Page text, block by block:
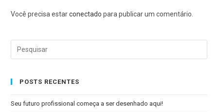
Você precisa estarconectado para publicar um comentário.
POSTS RECENTES
Seu futuro profissional começa a ser desenhado aqui!